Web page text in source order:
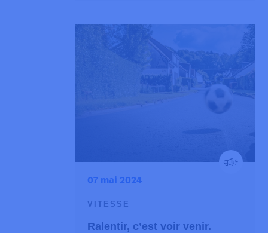
07 mai 2024
VITESSE
Ralentir, c’est voir venir.